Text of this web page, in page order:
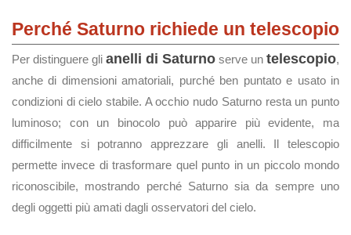
Perché Saturno richiede un telescopio
Per distinguere gli anelli di Saturno serve un telescopio,
anche di dimensioni amatoriali, purché ben puntato e usato in
condizioni di cielo stabile. A occhio nudo Saturno resta un punto
luminoso; con un binocolo può apparire più evidente, ma
difficilmente si potranno apprezzare gli anelli. Il telescopio
permette invece di trasformare quel punto in un piccolo mondo
riconoscibile, mostrando perché Saturno sia da sempre uno
degli oggetti più amati dagli osservatori del cielo.